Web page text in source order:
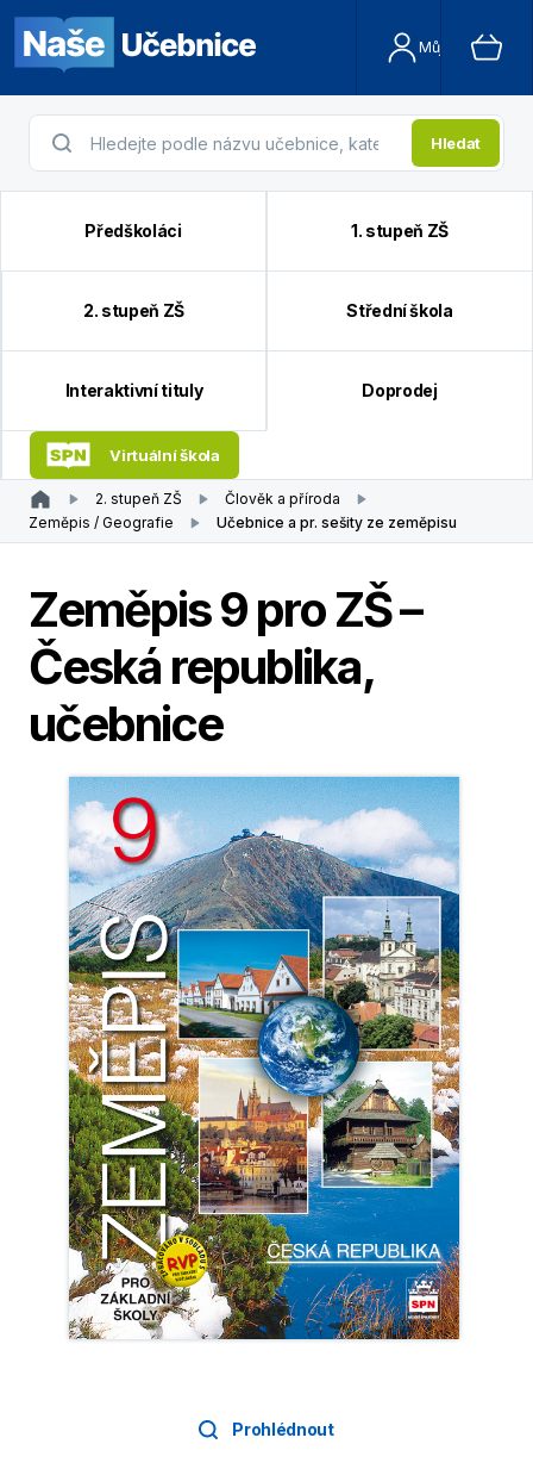
Můj účet
Hledat
Předškoláci 1. stupeň ZŠ
2. stupeň ZŠ Střední škola
Interaktivní tituly Doprodej
Virtuální škola
2. stupeň ZŠ
Člověk a příroda
Zeměpis / Geografie
Učebnice a pr. sešity ze zeměpisu
Zeměpis 9 pro ZŠ –
Česká republika,
učebnice
Prohlédnout